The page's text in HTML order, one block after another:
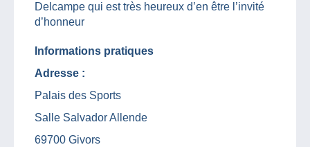
Delcampe qui est très heureux d’en être l’invité
d’honneur
Informations pratiques
Adresse :
Palais des Sports
Salle Salvador Allende
69700 Givors